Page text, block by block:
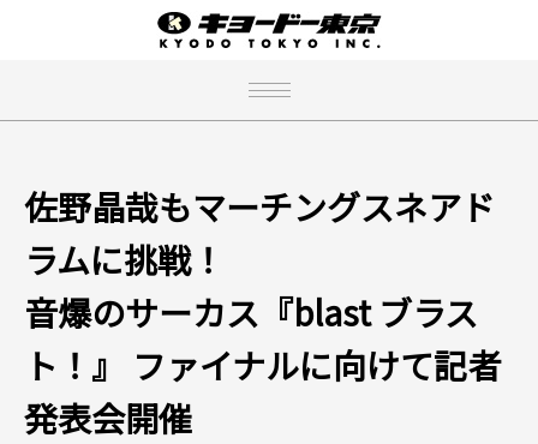
佐野晶哉もマーチングスネアド
ラムに挑戦！
音爆のサーカス『blast ブラス
ト！』 ファイナルに向けて記者
発表会開催